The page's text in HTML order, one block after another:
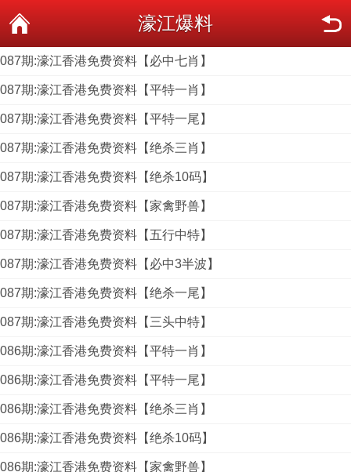
濠江爆料
087期:濠江香港免费资料【必中七肖】
087期:濠江香港免费资料【平特一肖】
087期:濠江香港免费资料【平特一尾】
087期:濠江香港免费资料【绝杀三肖】
087期:濠江香港免费资料【绝杀10码】
087期:濠江香港免费资料【家禽野兽】
087期:濠江香港免费资料【五行中特】
087期:濠江香港免费资料【必中3半波】
087期:濠江香港免费资料【绝杀一尾】
087期:濠江香港免费资料【三头中特】
086期:濠江香港免费资料【平特一肖】
086期:濠江香港免费资料【平特一尾】
086期:濠江香港免费资料【绝杀三肖】
086期:濠江香港免费资料【绝杀10码】
086期:濠江香港免费资料【家禽野兽】